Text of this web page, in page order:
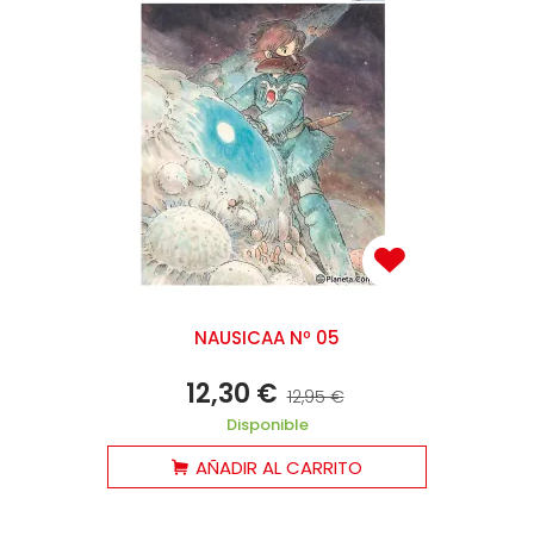
NAUSICAA Nº 05
12,30 € 12,95 €
Disponible
AÑADIR AL CARRITO